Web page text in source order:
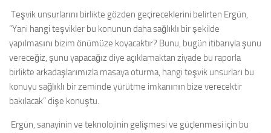
Teşvik unsurlarını birlikte gözden geçireceklerini belirten Ergün,
“Yani hangi teşvikler bu konunun daha sağlıklı bir şekilde
yapılmasını bizim önümüze koyacaktır? Bunu, bugün itibarıyla şunu
vereceğiz, şunu yapacağız diye açıklamaktan ziyade bu raporla
birlikte arkadaşlarımızla masaya oturma, hangi teşvik unsurları bu
konuyu sağlıklı bir zeminde yürütme imkanının bize verecektir
bakılacak” dişe konuştu.
Ergün, sanayinin ve teknolojinin gelişmesi ve güçlenmesi için bu